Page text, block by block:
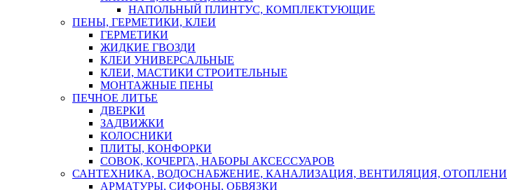
НАПОЛЬНЫЙ ПЛИНТУС, КОМПЛЕКТУЮЩИЕ
ПЕНЫ, ГЕРМЕТИКИ, КЛЕИ
ГЕРМЕТИКИ
ЖИДКИЕ ГВОЗДИ
КЛЕИ УНИВЕРСАЛЬНЫЕ
КЛЕИ, МАСТИКИ СТРОИТЕЛЬНЫЕ
МОНТАЖНЫЕ ПЕНЫ
ПЕЧНОЕ ЛИТЬЕ
ДВЕРКИ
ЗАДВИЖКИ
КОЛОСНИКИ
ПЛИТЫ, КОНФОРКИ
СОВОК, КОЧЕРГА, НАБОРЫ АКСЕССУАРОВ
САНТЕХНИКА, ВОДОСНАБЖЕНИЕ, КАНАЛИЗАЦИЯ, ВЕНТИЛЯЦИЯ, ОТОПЛЕНИ
АРМАТУРЫ, СИФОНЫ, ОБВЯЗКИ